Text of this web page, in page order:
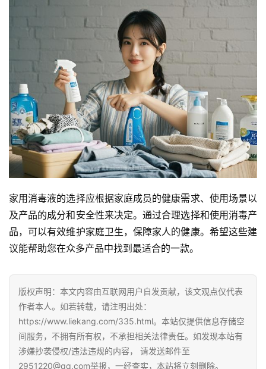
家用消毒液的选择应根据家庭成员的健康需求、使用场景以
及产品的成分和安全性来决定。通过合理选择和使用消毒产
品，可以有效维护家庭卫生，保障家人的健康。希望这些建
议能帮助您在众多产品中找到最适合的一款。
版权声明：本文内容由互联网用户自发贡献，该文观点仅代表
作者本人。如若转载，请注明出处：
https://www.liekang.com/335.html。本站仅提供信息存储空
间服务，不拥有所有权，不承担相关法律责任。如发现本站有
涉嫌抄袭侵权/违法违规的内容， 请发送邮件至
2951220@qq.com举报，一经查实，本站将立刻删除。